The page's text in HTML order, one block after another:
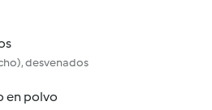
desvenados
en polvo